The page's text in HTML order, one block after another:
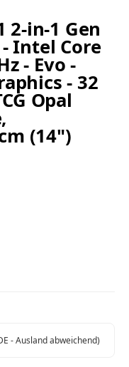
2-in-1 Gen
Intel Core
- Evo -
- 32
Opal
(14")
- Ausland abweichend)